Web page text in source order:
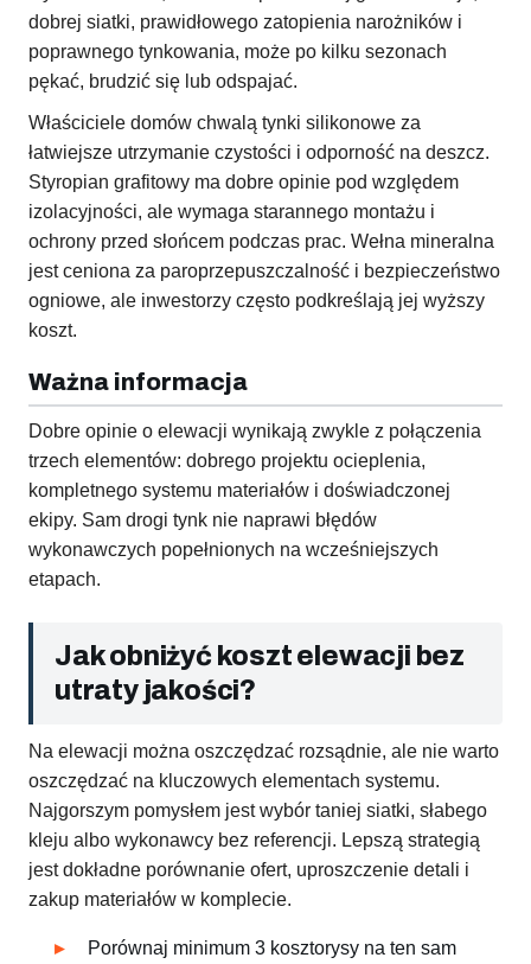
dobrej siatki, prawidłowego zatopienia narożników i
poprawnego tynkowania, może po kilku sezonach
pękać, brudzić się lub odspajać.
Właściciele domów chwalą tynki silikonowe za
łatwiejsze utrzymanie czystości i odporność na deszcz.
Styropian grafitowy ma dobre opinie pod względem
izolacyjności, ale wymaga starannego montażu i
ochrony przed słońcem podczas prac. Wełna mineralna
jest ceniona za paroprzepuszczalność i bezpieczeństwo
ogniowe, ale inwestorzy często podkreślają jej wyższy
koszt.
Ważna informacja
Dobre opinie o elewacji wynikają zwykle z połączenia
trzech elementów: dobrego projektu ocieplenia,
kompletnego systemu materiałów i doświadczonej
ekipy. Sam drogi tynk nie naprawi błędów
wykonawczych popełnionych na wcześniejszych
etapach.
Jak obniżyć koszt elewacji bez
utraty jakości?
Na elewacji można oszczędzać rozsądnie, ale nie warto
oszczędzać na kluczowych elementach systemu.
Najgorszym pomysłem jest wybór taniej siatki, słabego
kleju albo wykonawcy bez referencji. Lepszą strategią
jest dokładne porównanie ofert, uproszczenie detali i
zakup materiałów w komplecie.
Porównaj minimum 3 kosztorysy na ten sam